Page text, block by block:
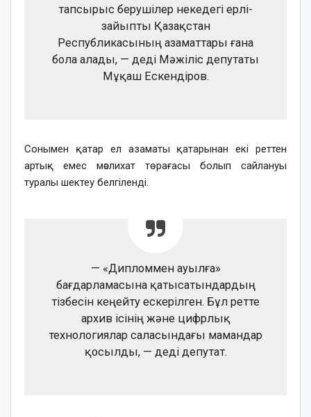
тапсырыс берушілер некедегі ерлі-
зайыпты Қазақстан
Республикасының азаматтары ғана
бола алады, — деді Мәжіліс депутаты
Мұқаш Ескендіров.
Сонымен қатар ел азаматы қатарынан екі реттен
артық емес мәслихат төрағасы болып сайлануы
туралы шектеу белгіленді.
— «Дипломмен ауылға»
бағдарламасына қатысатындардың
тізбесін кеңейту ескерілген. Бұл ретте
архив ісінің және цифрлық
технологиялар саласындағы мамандар
қосылды, — деді депутат.